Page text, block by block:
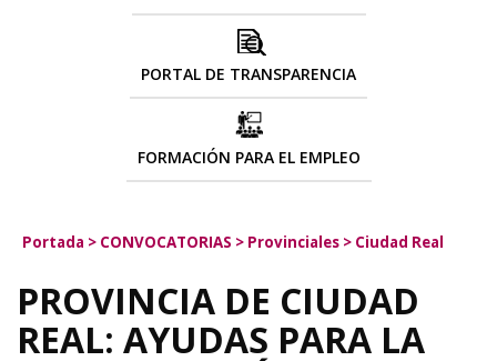
PORTAL DE TRANSPARENCIA
FORMACIÓN PARA EL EMPLEO
Portada > CONVOCATORIAS > Provinciales > Ciudad Real
PROVINCIA DE CIUDAD
REAL: AYUDAS PARA LA